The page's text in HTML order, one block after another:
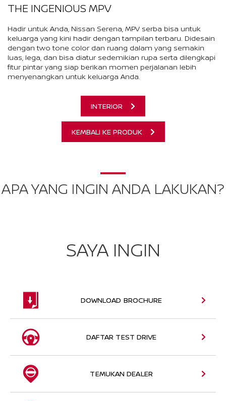
THE INGENIOUS MPV
Hadir untuk Anda, Nissan Serena, MPV serba bisa untuk
keluarga yang kini hadir dengan tampilan terbaru. Didesain
dengan two tone color dan ruang dalam yang semakin
luas, lega, dan bisa diatur sedemikian rupa serta dilengkapi
fitur pintar yang siap berikan momen perjalanan lebih
menyenangkan untuk keluarga Anda.
INTERIOR
KEMBALI KE PRODUK
APA YANG INGIN ANDA LAKUKAN?
SAYA INGIN
DOWNLOAD BROCHURE
DAFTAR TEST DRIVE
TEMUKAN DEALER